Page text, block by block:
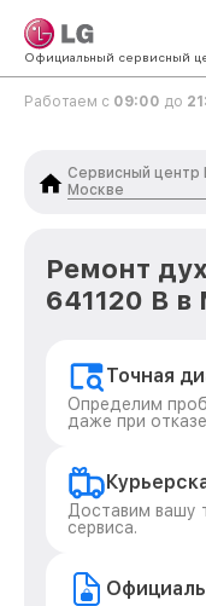
Официальный сервисный
Работаем с 09:00 до
Сервисный центр
Москве
Ремонт
641120 B в
Точная
Определим
даже при
Доставим вашу
сервиса.